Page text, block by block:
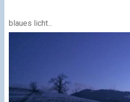
blaues licht...